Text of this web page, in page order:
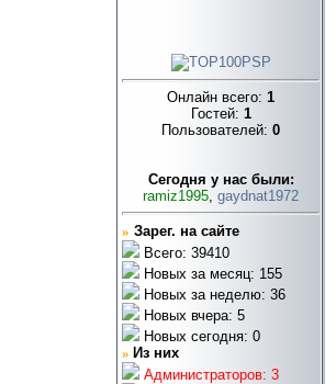
Онлайн всего: 1
Гостей: 1
Пользователей: 0
Cегодня у нас были:
ramiz1995, gaydnat1972
» Зарег. на сайте
Всего: 39410
Новых за месяц: 155
Новых за неделю: 36
Новых вчера: 5
Новых сегодня: 0
» Из них
Администраторов: 3